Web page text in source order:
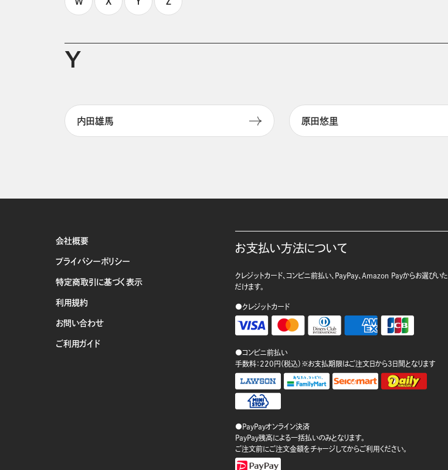
Y
内田雄馬 原田悠里
会社概要
プライバシーポリシー
特定商取引に基づく表示
利用規約
お問い合わせ
ご利用ガイド
お支払い方法について
クレジットカード、コンビニ前払い、PayPay、Amazon Payからお選びいた
だけます。
●クレジットカード
●コンビニ前払い
手数料：220円（税込）※お支払期限はご注文日から3日間となります
●PayPayオンライン決済
PayPay残高による一括払いのみとなります。
ご注文前にご注文金額をチャージしてからご利用ください。